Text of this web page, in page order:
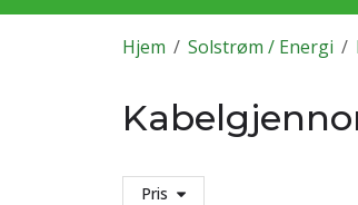
/
Hjem /
Solstrøm / Energi
Pris